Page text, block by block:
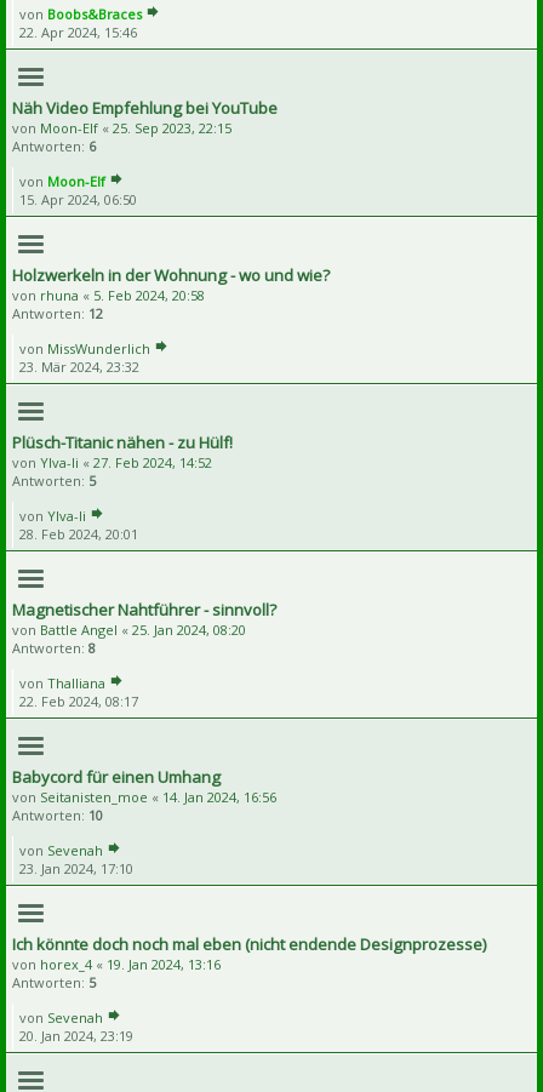
von Boobs&Braces
22. Apr 2024, 15:46
Näh Video Empfehlung bei YouTube
von Moon-Elf « 25. Sep 2023, 22:15
Antworten: 6
von Moon-Elf
15. Apr 2024, 06:50
Holzwerkeln in der Wohnung - wo und wie?
von rhuna « 5. Feb 2024, 20:58
Antworten: 12
von MissWunderlich
23. Mär 2024, 23:32
Plüsch-Titanic nähen - zu Hülf!
von Ylva-li « 27. Feb 2024, 14:52
Antworten: 5
von Ylva-li
28. Feb 2024, 20:01
Magnetischer Nahtführer - sinnvoll?
von Battle Angel « 25. Jan 2024, 08:20
Antworten: 8
von Thalliana
22. Feb 2024, 08:17
Babycord für einen Umhang
von Seitanisten_moe « 14. Jan 2024, 16:56
Antworten: 10
von Sevenah
23. Jan 2024, 17:10
Ich könnte doch noch mal eben (nicht endende Designprozesse)
von horex_4 « 19. Jan 2024, 13:16
Antworten: 5
von Sevenah
20. Jan 2024, 23:19